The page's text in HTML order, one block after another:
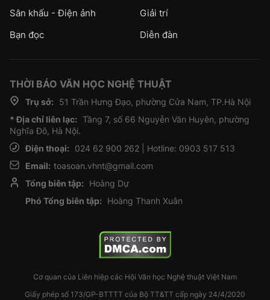
Sân khấu - Điện ảnh
Giải trí
Bạn đọc
Diễn đàn
THỜI BÁO VĂN HỌC NGHỆ THUẬT
Trụ sở:
51 Trần Hưng Đạo, phường Cửa Nam, TP.Hà Nội
* Địa chỉ liên lạc: Tầng 7, số 66 Nguyễn Văn Huyên, phường
Nghĩa Đô, Hà Nội.
Điện thoại:
024 62 900 262 | Hotline: 0903 517 513
Email: toasoan.vhnt@gmail.com
Tổng biên tập:
Hoàng Dự
Phó Tổng biên tập:
Hoàng Thanh Xuân
Cơ quan của Liên hiệp các Hội Văn học Nghệ thuật Việt Nam
Giấy phép số 173/GP-BTTTT của Bộ TT&TT cấp ngày 24/4/2020